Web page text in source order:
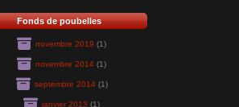
Fonds de poubelles
novembre 2019 (1)
novembre 2014 (1)
septembre 2014(1)
janvier 2013 (1)